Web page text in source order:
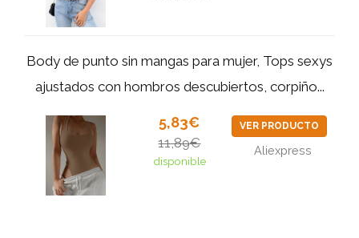
Body de punto sin mangas para mujer, Tops sexys
ajustados con hombros descubiertos, corpiño...
5,83€
11,89€
disponible
VER PRODUCTO
Aliexpress